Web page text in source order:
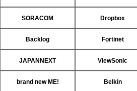
SORACOM Dropbox
Backlog Fortinet
JAPANNEXT ViewSonic
brand new ME! Belkin